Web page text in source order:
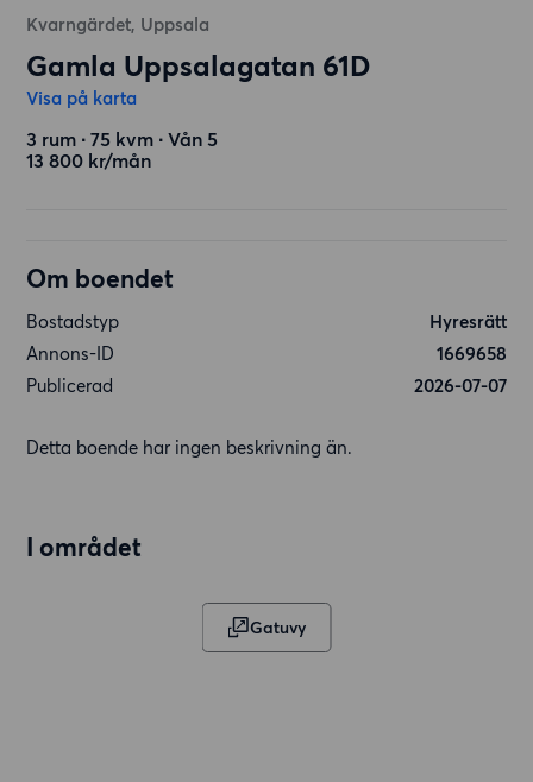
Kvarngärdet, Uppsala
Gamla Uppsalagatan 61D
Visa på karta
3 rum ∙ 75 kvm ∙ Vån 5
13 800 kr/mån
Om boendet
Bostadstyp
Hyresrätt
Annons-ID
1669658
Publicerad
2026-07-07
Detta boende har ingen beskrivning än.
I området
Gatuvy